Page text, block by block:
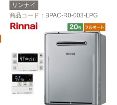
リンナイ
商品コード ：BPAC-R0-003-LPG